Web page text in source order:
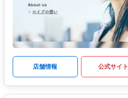
店舗情報 公式サイト